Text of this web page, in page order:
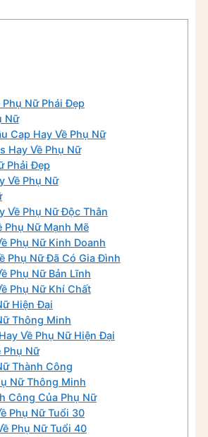
Phụ Nữ Phái Đẹp
Nữ
Cap Hay Về Phụ Nữ
Hay Về Phụ Nữ
Phải Đẹp
Về Phụ Nữ
Về Phụ Nữ Độc Thân
Phụ Nữ Mạnh Mẽ
Phụ Nữ Kinh Doanh
Phụ Nữ Đã Có Gia Đình
Phụ Nữ Bản Lĩnh
Phụ Nữ Khí Chất
Hiện Đại
Thông Minh
Về Phụ Nữ Hiện Đại
Phụ Nữ
Thành Công
Nữ Thông Minh
Công Của Phụ Nữ
Phụ Nữ Tuổi 30
Phụ Nữ Tuổi 40